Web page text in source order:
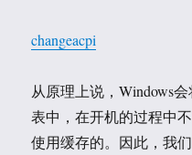
changeacpi
从原理上说，Windows
表中，在开机的过程中
使用缓存的。因此，我